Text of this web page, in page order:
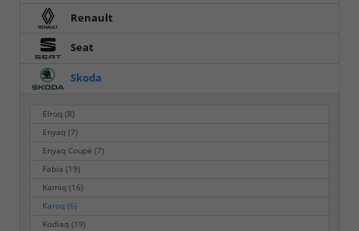
Renault
Seat
Skoda
Elroq(8)
Enyaq(7)
Enyaq Coupé(7)
Fabia(19)
Kamiq(16)
Karoq(6)
Kodiaq(19)